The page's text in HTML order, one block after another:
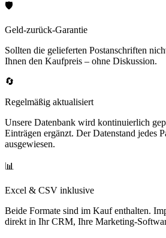
🛡️
Geld-zurück-Garantie
Sollten die gelieferten Postanschriften
Ihnen den Kaufpreis – ohne Diskussion.
🔄
Regelmäßig aktualisiert
Unsere Datenbank wird kontinuierlich
Einträgen ergänzt. Der Datenstand jedes
ausgewiesen.
📊
Excel & CSV inklusive
Beide Formate sind im Kauf enthalten.
direkt in Ihr CRM, Ihre Marketing-